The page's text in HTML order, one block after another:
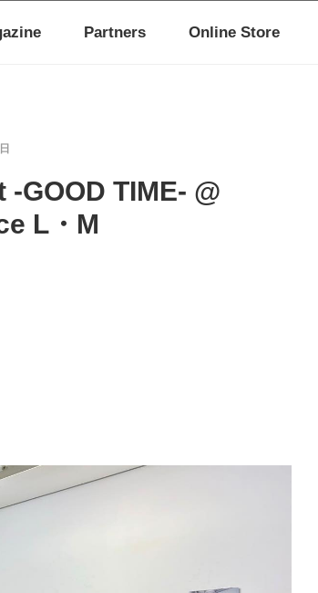
Partners Online Store
GOOD TIME- @
L・M